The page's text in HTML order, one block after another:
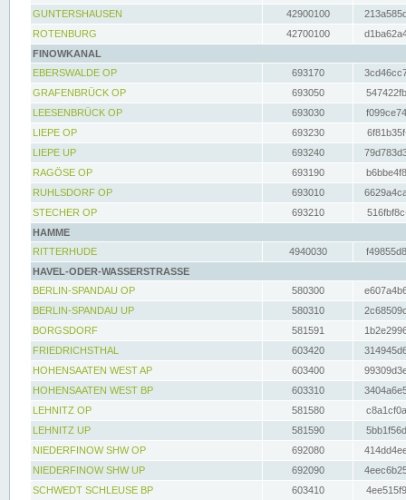
GUNTERSHAUSEN
42900100
ROTENBURG
42700100
FINOWKANAL
EBERSWALDE OP
693170
GRAFENBRÜCK OP
693050
LEESENBRÜCK OP
693030
LIEPE OP
693230
LIEPE UP
693240
RAGÖSE OP
693190
RUHLSDORF OP
693010
STECHER OP
693210
HAMME
RITTERHUDE
4940030
HAVEL-ODER-WASSERSTRASSE
BERLIN-SPANDAU OP
580300
BERLIN-SPANDAU UP
580310
BORGSDORF
581591
FRIEDRICHSTHAL
603420
HOHENSAATEN WEST AP
603400
HOHENSAATEN WEST BP
603310
LEHNITZ OP
581580
LEHNITZ UP
581590
NIEDERFINOW SHW OP
692080
NIEDERFINOW SHW UP
692090
SCHWEDT SCHLEUSE BP
603410